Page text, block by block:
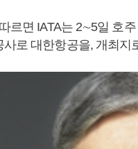
르면 IATA는 2∼5일 호
사로 대한항공을, 개최지